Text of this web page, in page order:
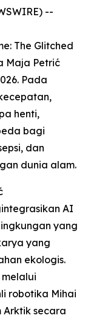
--
The Glitched
Maja Petrić
Pada
henti,
bagi
dan
dunia alam.
AI
yang
yang
ekologis.
robotika Mihai
secara